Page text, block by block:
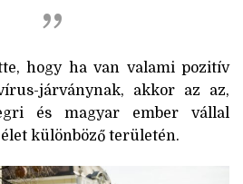
hogy ha van valami pozitív
járványnak, akkor az az,
és magyar ember vállal
különböző területén.